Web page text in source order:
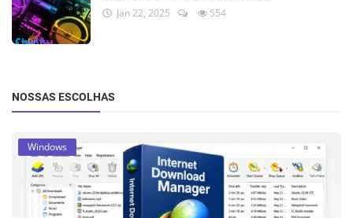
Jan 22, 2025 554
NOSSAS ESCOLHAS
Windows